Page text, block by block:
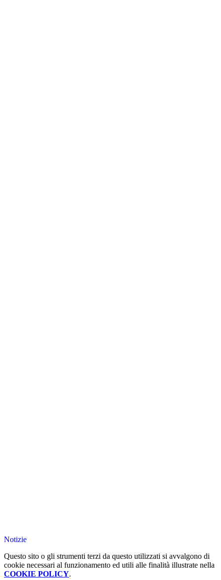
Notizie
Questo sito o gli strumenti terzi da questo utilizzati si avvalgono di
cookie necessari al funzionamento ed utili alle finalità illustrate nella
COOKIE POLICY.